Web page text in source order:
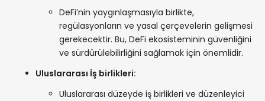
DeFi’nin yaygınlaşmasıyla birlikte,
regülasyonların ve yasal çerçevelerin gelişmesi
gerekecektir. Bu, DeFi ekosisteminin güvenliğini
ve sürdürülebilirliğini sağlamak için önemlidir.
Uluslararası İş birlikleri:
Uluslararası düzeyde iş birlikleri ve düzenleyici